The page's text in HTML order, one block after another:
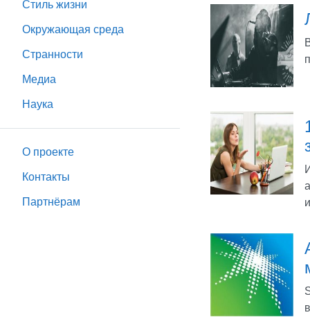
Стиль жизни
Окружающая среда
Странности
Медиа
Наука
О проекте
Контакты
Партнёрам